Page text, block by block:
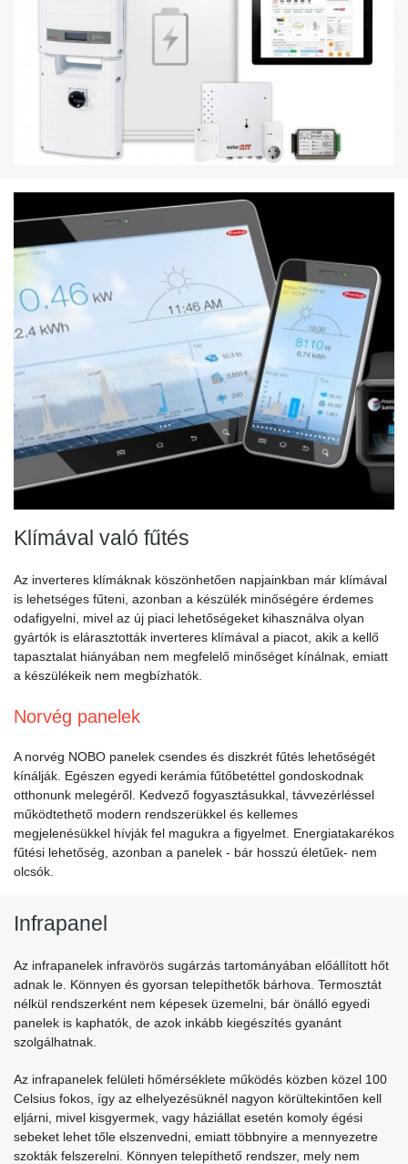
Klímával való fűtés
Az inverteres klímáknak köszönhetően napjainkban már klímával
is lehetséges fűteni, azonban a készülék minőségére érdemes
odafigyelni, mivel az új piaci lehetőségeket kihasználva olyan
gyártók is elárasztották inverteres klímával a piacot, akik a kellő
tapasztalat hiányában nem megfelelő minőséget kínálnak, emiatt
a készülékeik nem megbízhatók.
Norvég panelek
A norvég NOBO panelek csendes és diszkrét fűtés lehetőségét
kínálják. Egészen egyedi kerámia fűtőbetéttel gondoskodnak
otthonunk melegéről. Kedvező fogyasztásukkal, távvezérléssel
működtethető modern rendszerükkel és kellemes
megjelenésükkel hívják fel magukra a figyelmet. Energiatakarékos
fűtési lehetőség, azonban a panelek - bár hosszú életűek- nem
olcsók.
Infrapanel
Az infrapanelek infravörös sugárzás tartományában előállított hőt
adnak le. Könnyen és gyorsan telepíthetők bárhova. Termosztát
nélkül rendszerként nem képesek üzemelni, bár önálló egyedi
panelek is kaphatók, de azok inkább kiegészítés gyanánt
szolgálhatnak.
Az infrapanelek felületi hőmérséklete működés közben közel 100
Celsius fokos, így az elhelyezésüknél nagyon körültekintően kell
eljárni, mivel kisgyermek, vagy háziállat esetén komoly égési
sebeket lehet tőle elszenvedni, emiatt többnyire a mennyezetre
szokták felszerelni. Könnyen telepíthető rendszer, mely nem